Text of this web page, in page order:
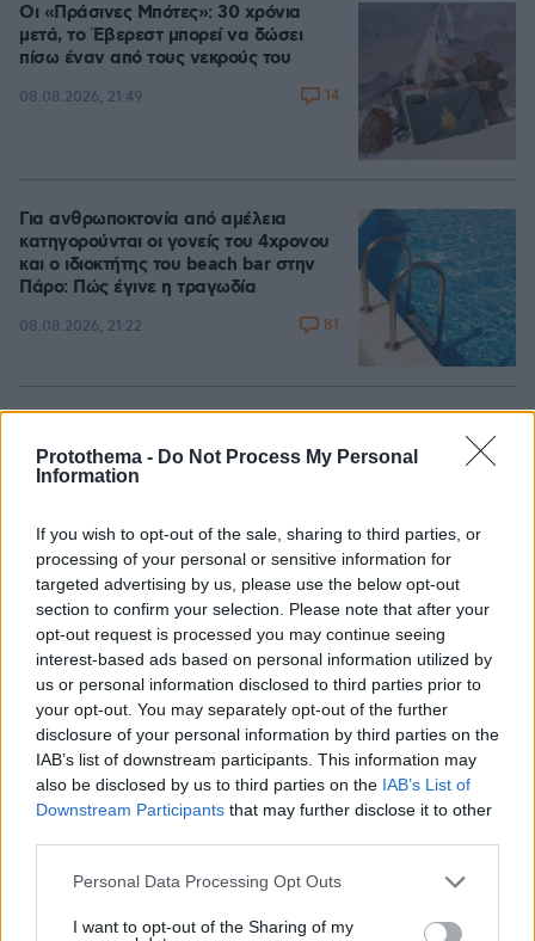
Protothema - Do Not Process My Personal
Information
If you wish to opt-out of the sale, sharing to third parties, or
processing of your personal or sensitive information for
targeted advertising by us, please use the below opt-out
section to confirm your selection. Please note that after your
opt-out request is processed you may continue seeing
interest-based ads based on personal information utilized by
us or personal information disclosed to third parties prior to
your opt-out. You may separately opt-out of the further
disclosure of your personal information by third parties on the
IAB’s list of downstream participants. This information may
also be disclosed by us to third parties on the IAB’s List of
Downstream Participants that may further disclose it to other
Please note that this website/app uses one or more Google
not limited to your visit or usage behaviour. You may click to
Personal Data Processing Opt Outs
I want to opt-out of the Sharing of my
Οι «Πράσινες Μπότες»: 30 χρόνια
μετά, το Έβερεστ μπορεί να δώσει
πίσω έναν από τους νεκρούς του
08.08.2026, 21:49 14
Για ανθρωποκτονία από αμέλεια
κατηγορούνται οι γονείς του 4χρονου
και ο ιδιοκτήτης του beach bar στην
Πάρο: Πώς έγινε η τραγωδία
08.08.2026, 21:22 81
από την Ελπίδα της Καρυστιανού, της
ζητά να τον προστατέψει:
08.08.2026, 20:05 39
Πατέρας για δεύτερη φορά ο
Κωνσταντέλιας: Η σύζυγός του
Χριστίνα έφερε στον κόσμο ένα
υγιέστατο κοριτσάκι
08.08.2026, 22:23 57
Αντόνιο Μπαντέρας: Ήξερα ότι δεν θα
Χόλιγουντ, δεν ήταν γραφτό να